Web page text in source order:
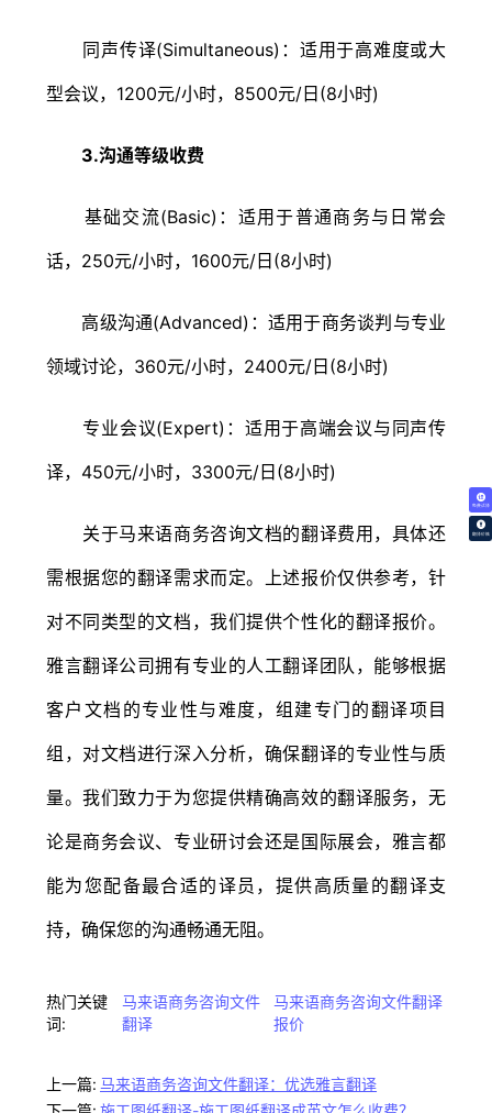
免费试译
翻译价格
同声传译(Simultaneous)：适用于高难度或大
型会议，1200元/小时，8500元/日(8小时)
3.沟通等级收费
基础交流(Basic)：适用于普通商务与日常会
话，250元/小时，1600元/日(8小时)
高级沟通(Advanced)：适用于商务谈判与专业
领域讨论，360元/小时，2400元/日(8小时)
专业会议(Expert)：适用于高端会议与同声传
译，450元/小时，3300元/日(8小时)
关于马来语商务咨询文档的翻译费用，具体还
需根据您的翻译需求而定。上述报价仅供参考，针
对不同类型的文档，我们提供个性化的翻译报价。
雅言翻译公司拥有专业的人工翻译团队，能够根据
客户文档的专业性与难度，组建专门的翻译项目
组，对文档进行深入分析，确保翻译的专业性与质
量。我们致力于为您提供精确高效的翻译服务，无
论是商务会议、专业研讨会还是国际展会，雅言都
能为您配备最合适的译员，提供高质量的翻译支
持，确保您的沟通畅通无阻。
热门关键
词:
马来语商务咨询文件
翻译
马来语商务咨询文件翻译
报价
上一篇: 马来语商务咨询文件翻译：优选雅言翻译